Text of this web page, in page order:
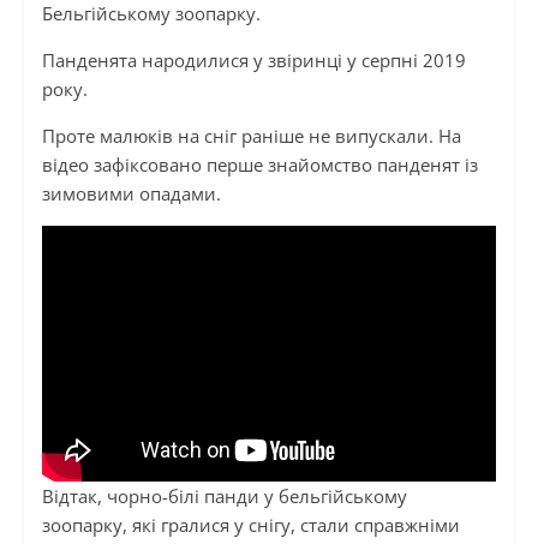
Бельгійському зоопарку.
Панденята народилися у звіринці у серпні 2019
року.
Проте малюків на сніг раніше не випускали. На
відео зафіксовано перше знайомство панденят із
зимовими опадами.
Відтак, чорно-білі панди у бельгійському
зоопарку, які гралися у снігу, стали справжніми